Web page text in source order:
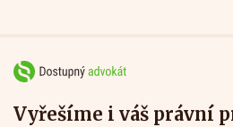
Vyřešíme i váš právní